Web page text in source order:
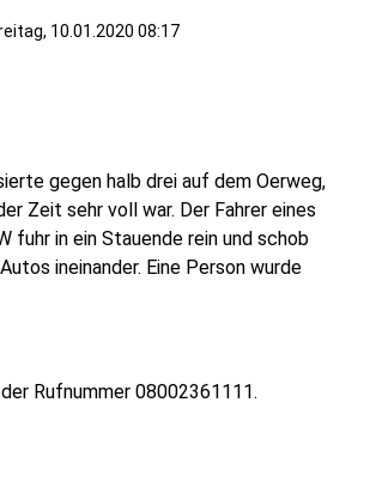
10.01.2020 08:17
gegen halb drei auf dem Oerweg,
Zeit sehr voll war. Der Fahrer eines
fuhr in ein Stauende rein und schob
ineinander. Eine Person wurde
Rufnummer 08002361111.